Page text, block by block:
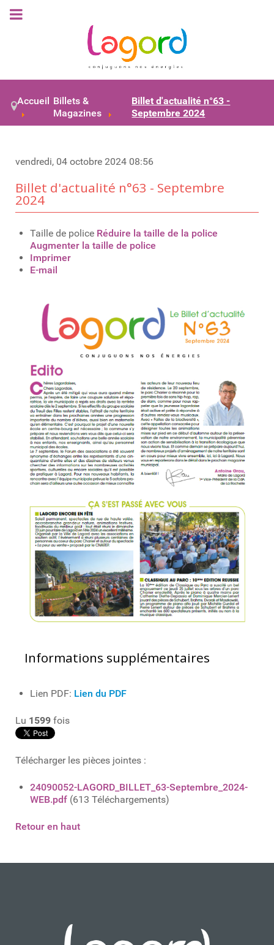
Accueil
Billets &
Magazines
Billet d'actualité n°63 -
Septembre 2024
vendredi, 04 octobre 2024 08:56
Billet d'actualité n°63 - Septembre
2024
Taille de police Réduire la taille de la police
Augmenter la taille de police
Imprimer
E-mail
Informations supplémentaires
Lien PDF: Lien du PDF
Lu 1599 fois
Télécharger les pièces jointes :
24090052-LAGORD_BILLET_63-Septembre_2024-
WEB.pdf (613 Téléchargements)
Retour en haut